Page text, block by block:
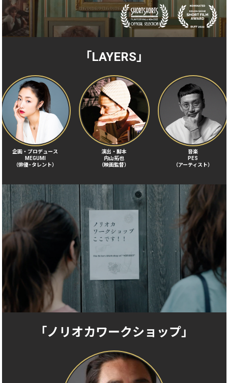
「LAYERS」
企画・プロデュース
MEGUMI
（俳優・タレント）
演出・脚本
内山拓也
（映画監督）
音楽
PES
（アーティスト）
「ノリオカワークショップ」